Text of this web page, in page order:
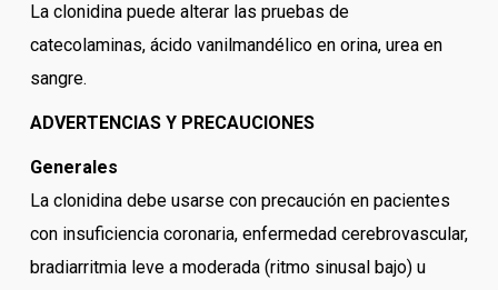
La clonidina puede alterar las pruebas de
catecolaminas, ácido vanilmandélico en orina, urea en
sangre.
ADVERTENCIAS Y PRECAUCIONES
Generales
La clonidina debe usarse con precaución en pacientes
con insuficiencia coronaria, enfermedad cerebrovascular,
bradiarritmia leve a moderada (ritmo sinusal bajo) u